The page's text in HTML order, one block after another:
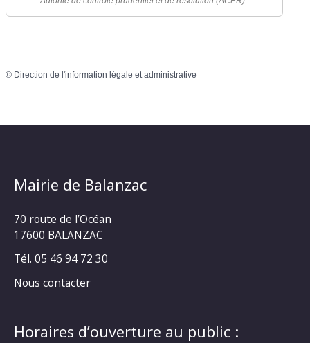
© Direction de l'information légale et administrative
Mairie de Balanzac
70 route de l’Océan
17600 BALANZAC
Tél. 05 46 94 72 30
Nous contacter
Horaires d’ouverture au public :